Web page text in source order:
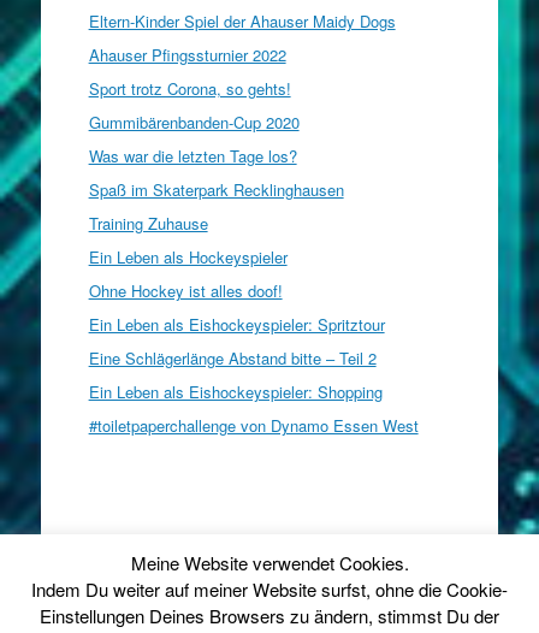
Eltern-Kinder Spiel der Ahauser Maidy Dogs
Ahauser Pfingssturnier 2022
Sport trotz Corona, so gehts!
Gummibärenbanden-Cup 2020
Was war die letzten Tage los?
Spaß im Skaterpark Recklinghausen
Training Zuhause
Ein Leben als Hockeyspieler
Ohne Hockey ist alles doof!
Ein Leben als Eishockeyspieler: Spritztour
Eine Schlägerlänge Abstand bitte – Teil 2
Ein Leben als Eishockeyspieler: Shopping
#toiletpaperchallenge von Dynamo Essen West
Datenschutz-Impressum
© 2013 - 2026 Marc Werfel - 52 queries in 0,106
seconds.
Meine Website verwendet Cookies.
Indem Du weiter auf meiner Website surfst, ohne die Cookie-
Einstellungen Deines Browsers zu ändern, stimmst Du der